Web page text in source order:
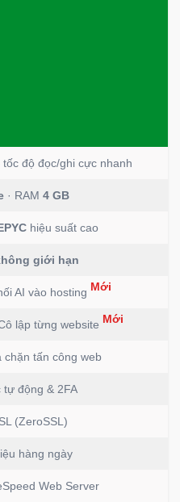
tốc độ đọc/ghi cực nhanh
· RAM 4 GB
hiệu suất cao
giới hạn
AI vào hosting Mới
lập từng website Mới
tấn công web
động & 2FA
(ZeroSSL)
hàng ngày
Web Server